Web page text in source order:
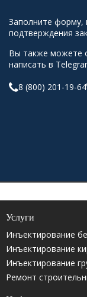
Заполните форму,
подтверждения
Вы также можете
написать в
8 (800) 201-19-64
Услуги
Инъектирование
Инъектирование
Инъектирование
Ремонт